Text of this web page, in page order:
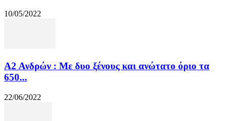
10/05/2022
Α2 Ανδρών : Με δυο ξένους και ανώτατο όριο τα
650...
22/06/2022